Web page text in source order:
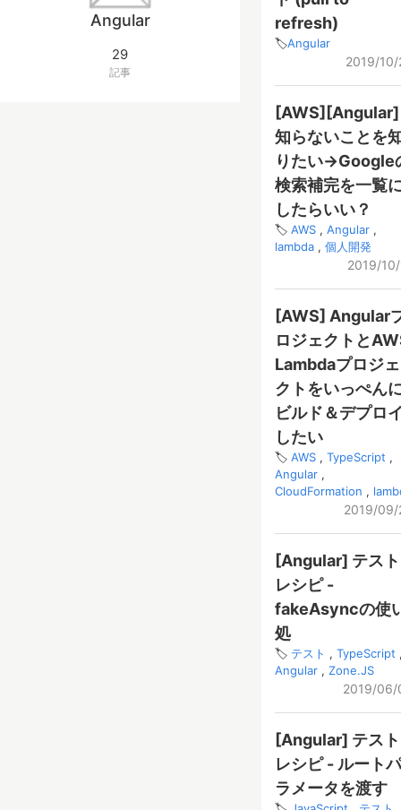
Angular
29
記事
refresh)
Angular
2019/
[AWS][Angular]
知らないことを
りたい→Google
検索補完を一覧
したらいい？
AWS
Angular
lambda
個人開発
2019/
[AWS] Angular
ロジェクトと
Lambdaプロジェ
クトをいっぺん
ビルド＆デプロ
したい
AWS
TypeScript
Angular
CloudFormation
2019/09/
[Angular] テスト
レシピ -
fakeAsyncの使
処
テスト
TypeScript
Angular
Zone.JS
2019/06/
[Angular] テスト
レシピ - ルートパ
ラメータを渡す